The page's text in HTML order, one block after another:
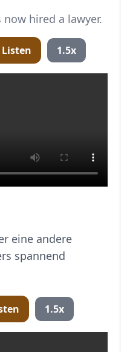
now hired a lawyer.
Listen 1.5x
eine andere
spannend
1.5x